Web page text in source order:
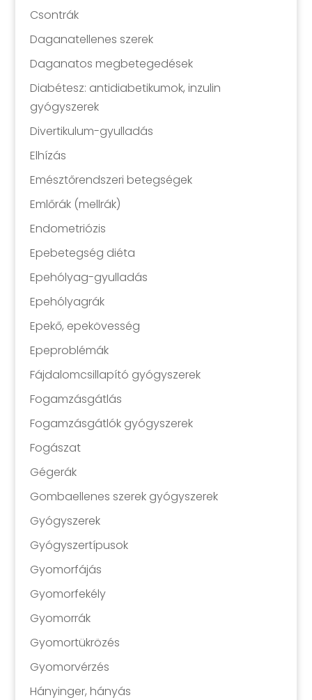
Csontrák
Daganatellenes szerek
Daganatos megbetegedések
Diabétesz: antidiabetikumok, inzulin
gyógyszerek
Divertikulum-gyulladás
Elhízás
Emésztőrendszeri betegségek
Emlőrák (mellrák)
Endometriózis
Epebetegség diéta
Epehólyag-gyulladás
Epehólyagrák
Epekő, epekövesség
Epeproblémák
Fájdalomcsillapító gyógyszerek
Fogamzásgátlás
Fogamzásgátlók gyógyszerek
Fogászat
Gégerák
Gombaellenes szerek gyógyszerek
Gyógyszerek
Gyógyszertípusok
Gyomorfájás
Gyomorfekély
Gyomorrák
Gyomortükrözés
Gyomorvérzés
Hányinger, hányás